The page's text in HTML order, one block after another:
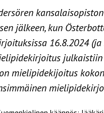
jälkeen, kun
16.8.2024
mielipidekijoitus